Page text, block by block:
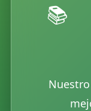
📚